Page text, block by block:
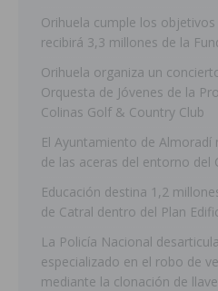
Orihuela cumple los objetivos
recibirá 3,3 millones de la
Orihuela organiza un
Orquesta de Jóvenes de la
Colinas Golf & Country Club
El Ayuntamiento de Almoradí
de las aceras del entorno del
Educación destina 1,2
de Catral dentro del Plan
La Policía Nacional
especializado en el robo de
mediante la clonación de